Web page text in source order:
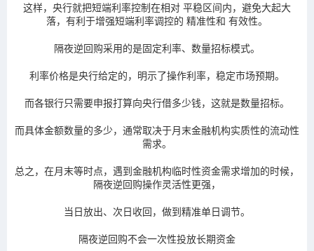
这样，央行就把短端利率控制在相对 平稳区间内，避免大起大
落，有利于增强短端利率调控的 精准性和 有效性。
隔夜逆回购采用的是固定利率、 数量招标模式。
利率价格是央行给定的， 明示了操作利率，稳定市场预期。
而各银行只需要申报打算向央行借多少钱，这就是数量招标。
而具体金额数量的多少，通常取决于月末金融机构实质性的流动性
需求。
总之，在月末等时点，遇到金融机构临时性资金需求增加的时候，
隔夜逆回购操作灵活性更强，
当日放出、次日收回，做到精准单日调节。
隔夜逆回购不会一次性投放长期资金